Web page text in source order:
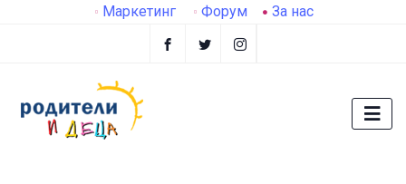
Маркетинг Форум За нас